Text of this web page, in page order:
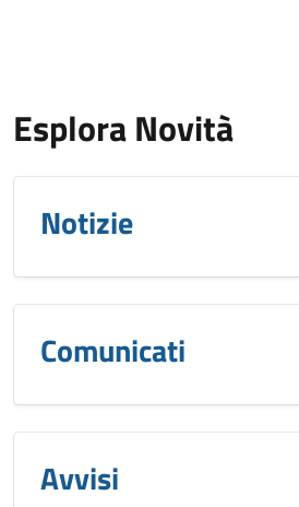
Esplora Novità
Notizie
Comunicati
Avvisi